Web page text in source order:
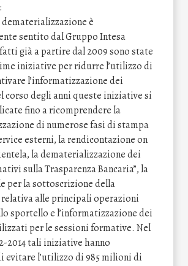
:
è
sentito dal Gruppo Intesa
già a partire dal 2009 sono state
iniziative per ridurre l’utilizzo di
l’informatizzazione dei
corso degli anni queste iniziative si
fino a ricomprendere la
di numerose fasi di stampa
esterni, la rendicontazione on
la dematerializzazione dei
sulla Trasparenza Bancaria”, la
per la sottoscrizione della
alle principali operazioni
sportello e l’informatizzazione dei
per le sessioni formative. Nel
2014 tali iniziative hanno
evitare l’utilizzo di 985 milioni di